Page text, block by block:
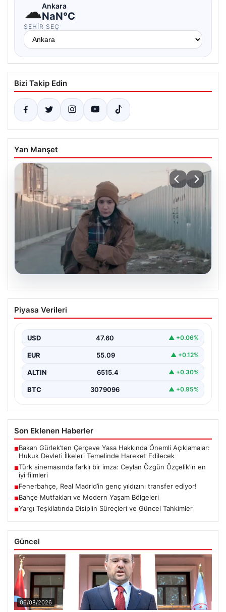
☁Ankara
NaN°C
ŞEHIR SEÇ
Bizi Takip Edin
Yan Manşet
Türk sinemasında farklı bir imza: Ceylan
Özgün Özçelik’in en iyi filmleri
Piyasa Verileri
USD 47.60 ▲ +0.06%
EUR 55.09 ▲ +0.12%
ALTIN 6515.4 ▲ +0.30%
BTC 3079096 ▲ +0.95%
Son Eklenen Haberler
■Bakan Gürlek’ten Çerçeve Yasa Hakkında Önemli Açıklamalar:
Hukuk Devleti İlkeleri Temelinde Hareket Edilecek
■Türk sinemasında farklı bir imza: Ceylan Özgün Özçelik’in en
iyi filmleri
■Fenerbahçe, Real Madrid’in genç yıldızını transfer ediyor!
■Bahçe Mutfakları ve Modern Yaşam Bölgeleri
■Yargı Teşkilatında Disiplin Süreçleri ve Güncel Tahkimler
Güncel
06/08/2026